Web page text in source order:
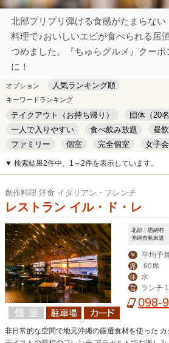
北部プリプリ弾ける食感がたまらな
料理で♪おいしいエビが食べられる居
つめました。『ちゅらグルメ』クー
に！
オプション 人気ランキング順
キーワードランキング
テイクアウト（お持ち帰り）
団体（20
一人で入りやすい
食べ飲み放題 昼
ファミリー
個室 完全個室 女子会
キッズルーム
安い デート
▼ 検索結果2件中、1～2件を表示しています。
創作料理 洋食 イタリアン・フレンチ
レストラン イル・ド・レ
北部｜恩納村
沖縄自動車道
￥ 平均予
席 60席
休 水
営
ランチ
ィナー098-
非日常的な空間で地元沖縄の厳選食材を使った